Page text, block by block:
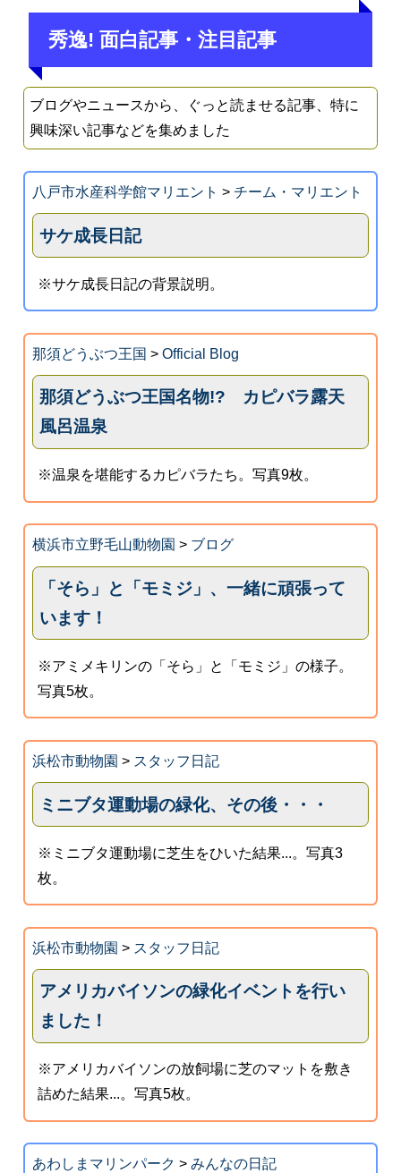
秀逸! 面白記事・注目記事
ブログやニュースから、ぐっと読ませる記事、特に
興味深い記事などを集めました
八戸市水産科学館マリエント > チーム・マリエント
サケ成長日記
※サケ成長日記の背景説明。
那須どうぶつ王国 > Official Blog
那須どうぶつ王国名物!? カピバラ露天
風呂温泉
※温泉を堪能するカピバラたち。写真9枚。
横浜市立野毛山動物園 > ブログ
「そら」と「モミジ」、一緒に頑張って
います！
※アミメキリンの「そら」と「モミジ」の様子。
写真5枚。
浜松市動物園 > スタッフ日記
ミニブタ運動場の緑化、その後・・・
※ミニブタ運動場に芝生をひいた結果...。写真3
枚。
浜松市動物園 > スタッフ日記
アメリカバイソンの緑化イベントを行い
ました！
※アメリカバイソンの放飼場に芝のマットを敷き
詰めた結果...。写真5枚。
あわしまマリンパーク > みんなの日記